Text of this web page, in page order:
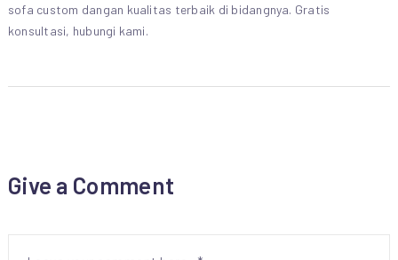
sofa custom dangan kualitas terbaik di bidangnya. Gratis
konsultasi, hubungi kami.
Give a Comment